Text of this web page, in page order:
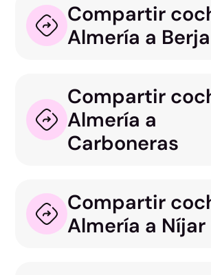
Compartir
Almería a Berja
Compartir
Almería a
Carboneras
Compartir
Almería a Níjar